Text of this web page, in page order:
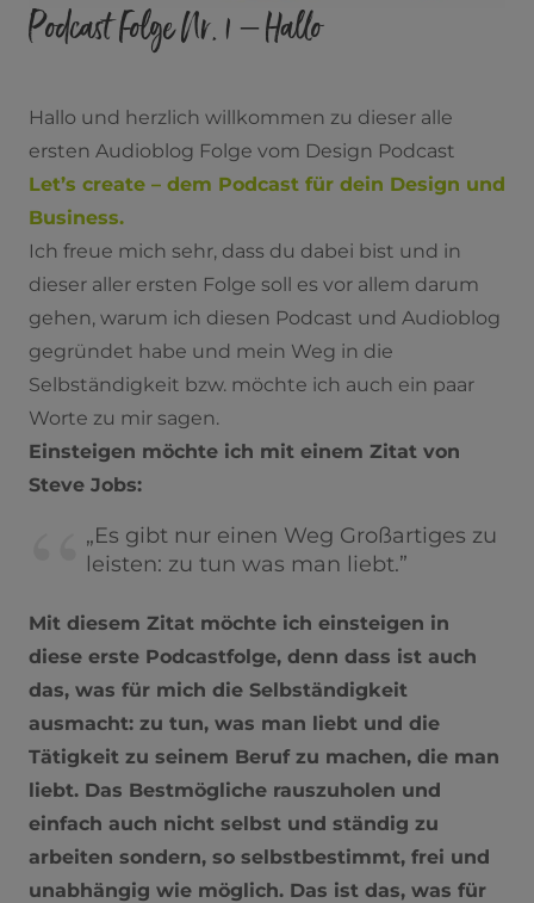
Podcast Folge Nr. 1 – Hallo
Hallo und herzlich willkommen zu dieser alle
ersten Audioblog Folge vom Design Podcast
Let’s create – dem Podcast für dein Design und
Business.
Ich freue mich sehr, dass du dabei bist und in
dieser aller ersten Folge soll es vor allem darum
gehen, warum ich diesen Podcast und Audioblog
gegründet habe und mein Weg in die
Selbständigkeit bzw. möchte ich auch ein paar
Worte zu mir sagen.
Einsteigen möchte ich mit einem Zitat von
Steve Jobs:
„Es gibt nur einen Weg Großartiges zu
leisten: zu tun was man liebt.”
Mit diesem Zitat möchte ich einsteigen in
diese erste Podcastfolge, denn dass ist auch
das, was für mich die Selbständigkeit
ausmacht: zu tun, was man liebt und die
Tätigkeit zu seinem Beruf zu machen, die man
liebt. Das Bestmögliche rauszuholen und
einfach auch nicht selbst und ständig zu
arbeiten sondern, so selbstbestimmt, frei und
unabhängig wie möglich. Das ist das, was für